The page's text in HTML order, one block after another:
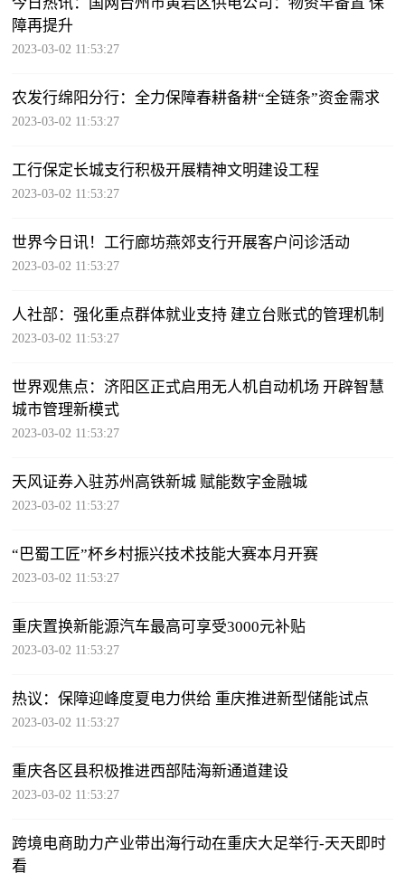
障再提升
2023-03-02 11:53:27
农发行绵阳分行：全力保障春耕备耕“全链条”资金需求
2023-03-02 11:53:27
工行保定长城支行积极开展精神文明建设工程
2023-03-02 11:53:27
世界今日讯！工行廊坊燕郊支行开展客户问诊活动
2023-03-02 11:53:27
人社部：强化重点群体就业支持 建立台账式的管理机制
2023-03-02 11:53:27
世界观焦点：济阳区正式启用无人机自动机场 开辟智慧
城市管理新模式
2023-03-02 11:53:27
天风证券入驻苏州高铁新城 赋能数字金融城
2023-03-02 11:53:27
“巴蜀工匠”杯乡村振兴技术技能大赛本月开赛
2023-03-02 11:53:27
重庆置换新能源汽车最高可享受3000元补贴
2023-03-02 11:53:27
热议：保障迎峰度夏电力供给 重庆推进新型储能试点
2023-03-02 11:53:27
重庆各区县积极推进西部陆海新通道建设
2023-03-02 11:53:27
跨境电商助力产业带出海行动在重庆大足举行-天天即时
看